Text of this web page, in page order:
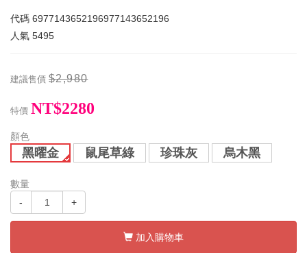
代碼 6977143652196977143652196
人氣 5495
建議售價 $2,980
特價 NT$2280
顏色
黑曜金 鼠尾草綠 珍珠灰 烏木黑
數量
-
+
加入購物車